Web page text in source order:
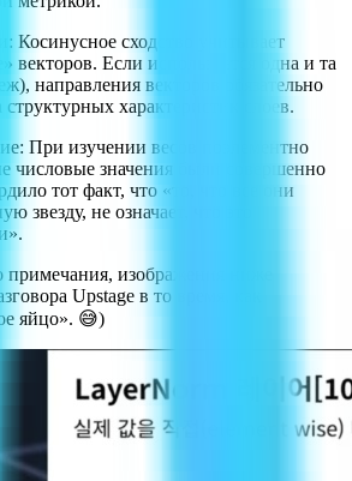
Косинусное сходство учитывает
векторов. Если используется одна и та
направления векторов обязательно
характеристик слоев.
При изучении весов поэлементно
числовые значения были совершенно
тот факт, что «то, что все они
звезду, не означает, что это
примечания, изображения ниже
Upstage в то время, как
яйцо». 😅)